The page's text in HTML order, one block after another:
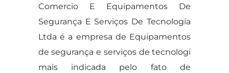
Comercio E Equipamentos De
Segurança E Serviços De Tecnologia
Ltda é a empresa de Equipamentos
de segurança e serviços de tecnologi
mais indicada pelo fato de